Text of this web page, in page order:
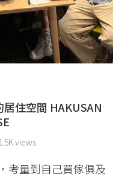
居住空間 HAKUSAN
1.5K views
考量到自己買傢俱及